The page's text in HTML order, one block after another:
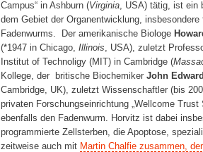
Campus“ in Ashburn (Virginia, USA) tätig, ist ein
dem Gebiet der Organentwicklung,
Fadenwurms. Der amerikanische Biologe
(*1947 in Chicago, Illinois , USA), zuletzt
Institut of Technoligy (MIT) in Cambridge (
Kollege, der britische Biochemiker John
Cambridge, UK), zuletzt Wissenschaftler (bis
privaten Forschungseinrichtung „Wellcome Trust
ebenfalls den Fadenwurm. Horvitz ist dabei
programmierte Zellsterben, die Apoptose,
zeitweise auch mit Martin Chalfie zusammen,